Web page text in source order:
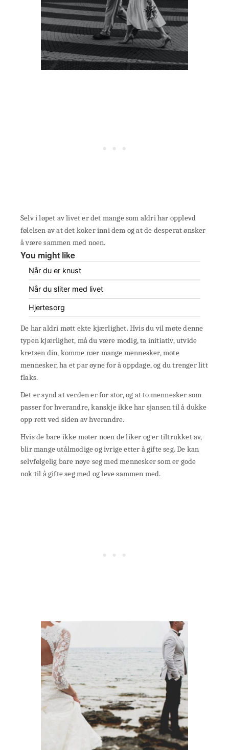
Selv i løpet av livet er det mange som aldri har opplevd
følelsen av at det koker inni dem og at de desperat ønsker
å være sammen med noen.
You might like
Når du er knust
Når du sliter med livet
Hjertesorg
De har aldri møtt ekte kjærlighet. Hvis du vil møte denne
typen kjærlighet, må du være modig, ta initiativ, utvide
kretsen din, komme nær mange mennesker, møte
mennesker, ha et par øyne for å oppdage, og du trenger litt
flaks.
Det er synd at verden er for stor, og at to mennesker som
passer for hverandre, kanskje ikke har sjansen til å dukke
opp rett ved siden av hverandre.
Hvis de bare ikke møter noen de liker og er tiltrukket av,
blir mange utålmodige og ivrige etter å gifte seg. De kan
selvfølgelig bare nøye seg med mennesker som er gode
nok til å gifte seg med og leve sammen med.